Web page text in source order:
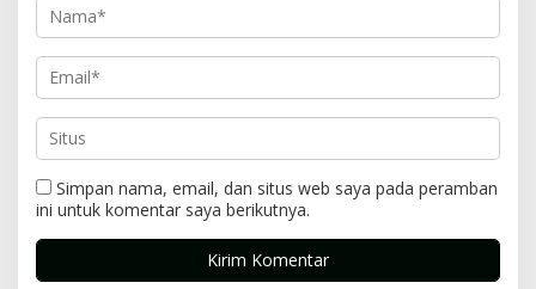
Simpan nama, email, dan situs web saya pada peramban
ini untuk komentar saya berikutnya.